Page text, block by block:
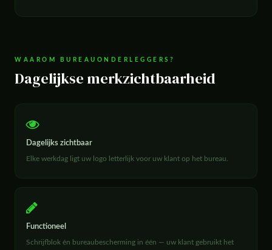
WAAROM BUREAUONDERLEGGERS?
Dagelijkse merkzichtbaarheid
Dagelijks zichtbaar
Elke werkdag ligt uw logo letterlijk voor uw klant op het bureau.
Functioneel
Schrijfblok én bureaubescherming in één — uw klant gebruikt het